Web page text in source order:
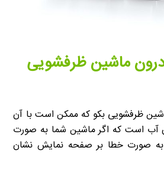
ماشین ظرفشویی
ظرفشویی بکو که ممکن است با آن
آب است که اگر ماشین شما به صورت
به صورت خطا بر صفحه نمایش نشان